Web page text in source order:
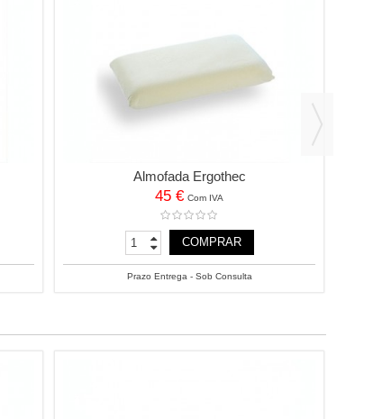
Almofada Ergothec
45 € Com IVA
COMPRAR
Prazo Entrega - Sob Consulta